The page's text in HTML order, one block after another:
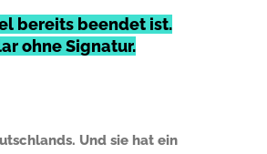
bereits beendet ist.
ohne Signatur.
Und sie hat ein